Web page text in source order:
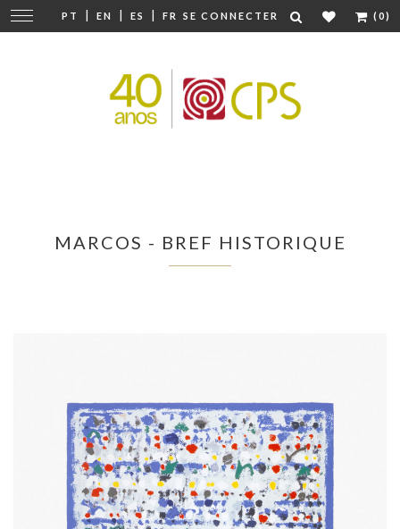
PT | EN | ES | FR SE CONNECTER (0)
Modifier
la
MARCOS - BREF HISTORIQUE